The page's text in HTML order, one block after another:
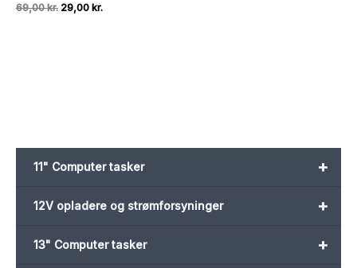
+
11" Computer tasker
+
12V opladere og strømforsyninger
+
13" Computer tasker
69,00kr. Den
29,00 kr.Den